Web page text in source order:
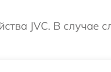
JVC. В случае